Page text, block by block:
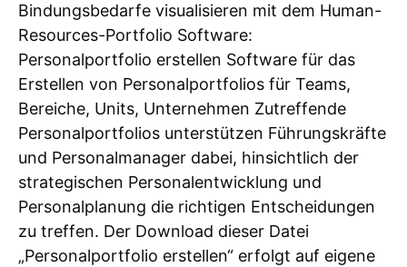
Bindungsbedarfe visualisieren mit dem Human-
Resources-Portfolio Software:
Personalportfolio erstellen Software für das
Erstellen von Personalportfolios für Teams,
Bereiche, Units, Unternehmen Zutreffende
Personalportfolios unterstützen Führungskräfte
und Personalmanager dabei, hinsichtlich der
strategischen Personalentwicklung und
Personalplanung die richtigen Entscheidungen
zu treffen. Der Download dieser Datei
„Personalportfolio erstellen“ erfolgt auf eigene